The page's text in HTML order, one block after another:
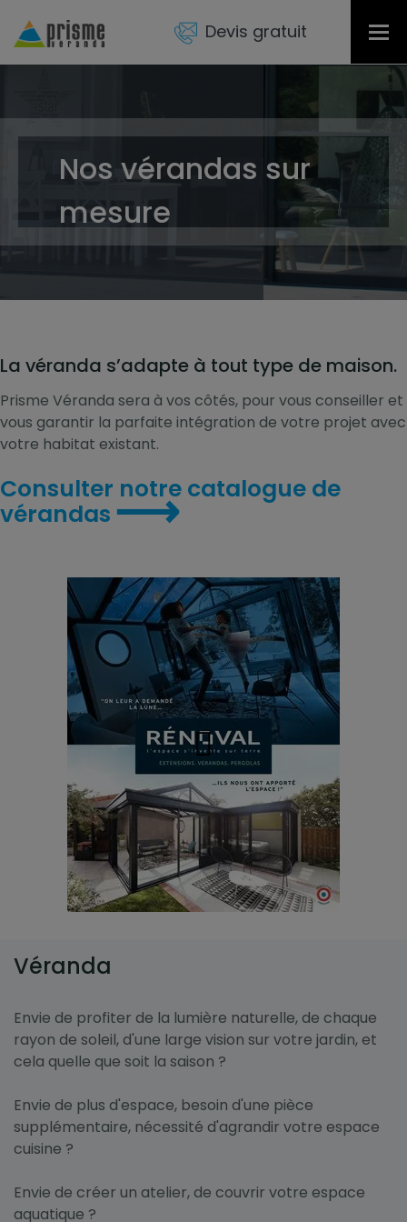
Devis gratuit
Nos vérandas sur
mesure
La véranda s’adapte à tout type de maison.
Prisme Véranda sera à vos côtés, pour vous conseiller et
vous garantir la parfaite intégration de votre projet avec
votre habitat existant.
Consulter notre catalogue de
vérandas ⟶
Véranda
Envie de profiter de la lumière naturelle, de chaque
rayon de soleil, d'une large vision sur votre jardin, et
cela quelle que soit la saison ?
Envie de plus d'espace, besoin d'une pièce
supplémentaire, nécessité d'agrandir votre espace
cuisine ?
Envie de créer un atelier, de couvrir votre espace
aquatique ?